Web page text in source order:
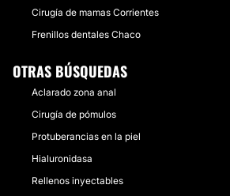
Cirugía de mamas Corrientes
Frenillos dentales Chaco
OTRAS BÚSQUEDAS
Aclarado zona anal
Cirugía de pómulos
Protuberancias en la piel
Hialuronidasa
Rellenos inyectables